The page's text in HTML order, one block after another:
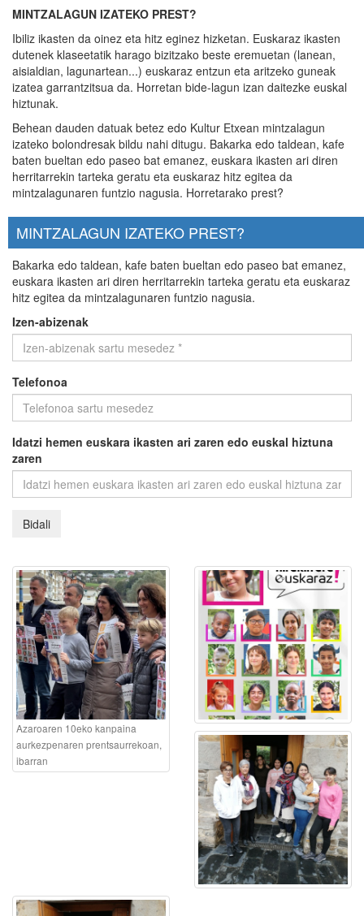
MINTZALAGUN IZATEKO PREST?
Ibiliz ikasten da oinez eta hitz eginez hizketan. Euskaraz ikasten
dutenek klaseetatik harago bizitzako beste eremuetan (lanean,
aisialdian, lagunartean...) euskaraz entzun eta aritzeko guneak
izatea garrantzitsua da. Horretan bide-lagun izan daitezke euskal
hiztunak.
Behean dauden datuak betez edo Kultur Etxean mintzalagun
izateko bolondresak bildu nahi ditugu. Bakarka edo taldean, kafe
baten bueltan edo paseo bat emanez, euskara ikasten ari diren
herritarrekin tarteka geratu eta euskaraz hitz egitea da
mintzalagunaren funtzio nagusia. Horretarako prest?
MINTZALAGUN IZATEKO PREST?
Bakarka edo taldean, kafe baten bueltan edo paseo bat emanez,
euskara ikasten ari diren herritarrekin tarteka geratu eta euskaraz
hitz egitea da mintzalagunaren funtzio nagusia.
Izen-abizenak
Telefonoa
Idatzi hemen euskara ikasten ari zaren edo euskal hiztuna
zaren
Azaroaren 10eko kanpaina
aurkezpenaren prentsaurrekoan,
ibarran